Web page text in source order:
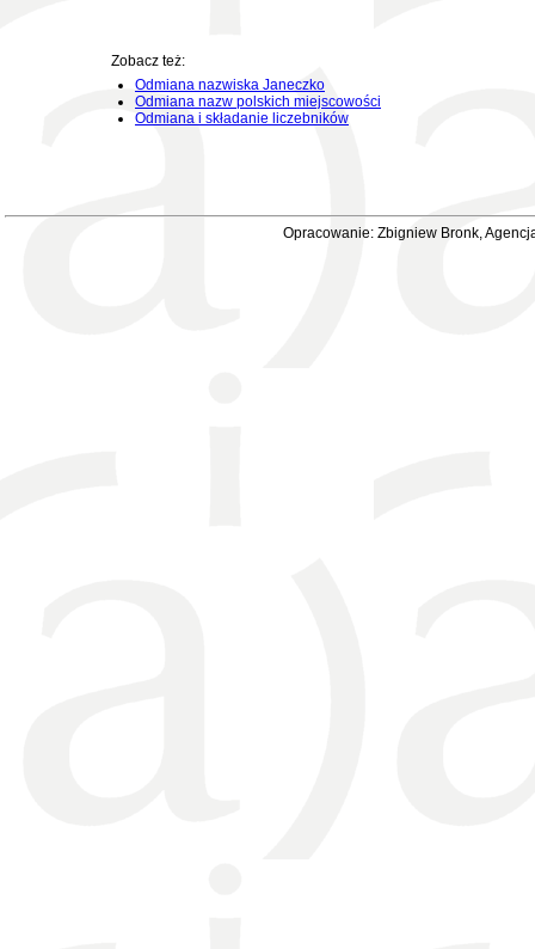
Zobacz też:
Odmiana nazwiska Janeczko
Odmiana nazw polskich miejscowości
Odmiana i składanie liczebników
Opracowanie: Zbigniew Bronk,